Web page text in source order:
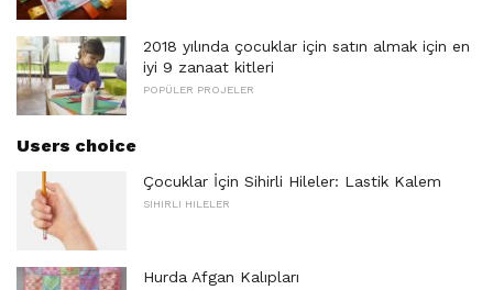
2018 yılında çocuklar için satın almak için en
iyi 9 zanaat kitleri
POPÜLER PROJELER
Users choice
Çocuklar İçin Sihirli Hileler: Lastik Kalem
SIHIRLI HILELER
Hurda Afgan Kalıpları